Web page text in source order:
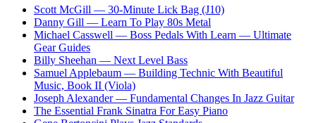
Scott McGill — 30-Minute Lick Bag (J10)
Danny Gill — Learn To Play 80s Metal
Michael Casswell — Boss Pedals With Learn — Ultimate
Gear Guides
Billy Sheehan — Next Level Bass
Samuel Applebaum — Building Technic With Beautiful
Music, Book II (Viola)
Joseph Alexander — Fundamental Changes In Jazz Guitar
The Essential Frank Sinatra For Easy Piano